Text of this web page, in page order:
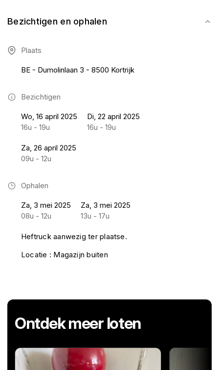
Bezichtigen en ophalen
Plaats
BE - Dumolinlaan 3 - 8500 Kortrijk
Bezichtigen
Wo, 16 april 2025
16u - 19u
Di, 22 april 2025
16u - 19u
Za, 26 april 2025
09u - 12u
Ophalen
Za, 3 mei 2025
08u - 12u
Za, 3 mei 2025
13u - 17u
Heftruck aanwezig ter plaatse.
Locatie : Magazijn buiten
Ontdek meer loten